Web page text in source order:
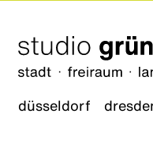
düsseldorf